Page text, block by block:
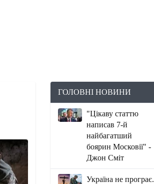
ГОЛОВНІ НОВИНИ
"Цікаву статтю
написав 7-й
найбагатший
боярин Московії" -
Джон Сміт
Україна не програє.